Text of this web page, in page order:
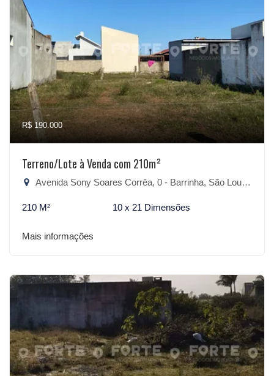
R$ 190.000
Terreno/Lote à Venda com 210m²
Avenida Sony Soares Corrêa, 0 - Barrinha, São Lourenço do Sul-RS
210 M² 10 x 21 Dimensões
Mais informações